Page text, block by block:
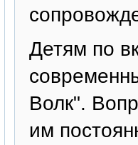
Детям по
Волк".
им